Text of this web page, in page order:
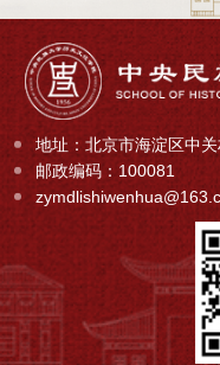
地址：北京市海淀区中
邮政编码：100081